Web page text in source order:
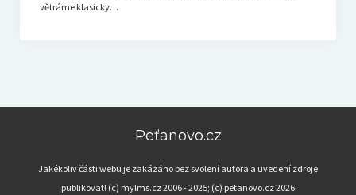
větráme klasicky…
Peťanovo.cz
Jakékoliv části webu je zakázáno bez svolení autora a uvedení zdroje
publikovat! (c) mylms.cz 2006 - 2025; (c) petanovo.cz 2026